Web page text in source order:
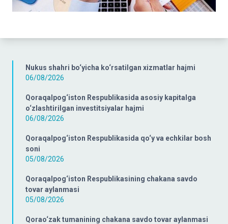
Nukus shahri bo‘yicha ko‘rsatilgan xizmatlar hajmi
06/08/2026
Qoraqalpog‘iston Respublikasida asosiy kapitalga
o‘zlashtirilgan investitsiyalar hajmi
06/08/2026
Qoraqalpog‘iston Respublikasida qo‘y va echkilar bosh
soni
05/08/2026
Qoraqalpog‘iston Respublikasining chakana savdo
tovar aylanmasi
05/08/2026
Qorao‘zak tumanining chakana savdo tovar aylanmasi